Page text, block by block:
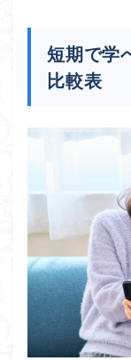
短期で学
比較表